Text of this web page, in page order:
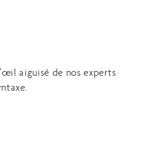
aiguisé de nos experts